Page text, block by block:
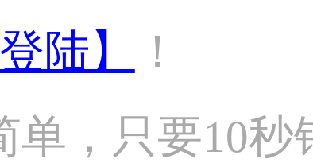
登陆】
！
单，只要10秒